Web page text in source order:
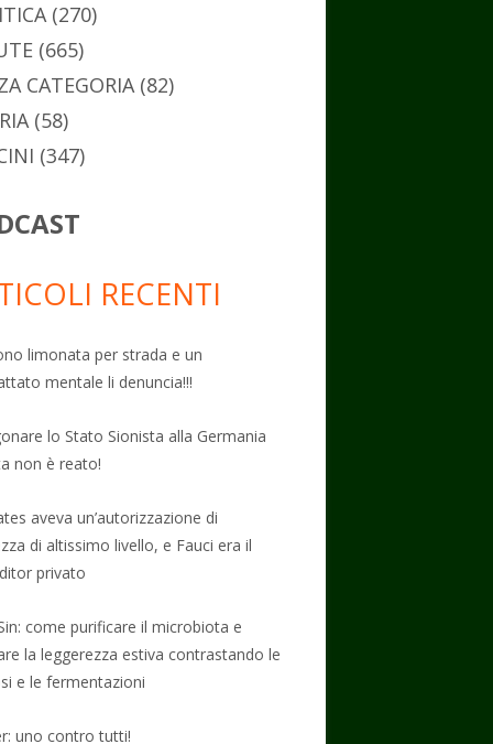
(270)
(665)
CATEGORIA(82)
(58)
(347)
RECENTI
limonata per strada e un
mentale li denuncia!!!
lo Stato Sionista alla Germania
non è reato!
aveva un’autorizzazione di
di altissimo livello, e Fauci era il
privato
come purificare il microbiota e
la leggerezza estiva contrastando le
e le fermentazioni
uno contro tutti!